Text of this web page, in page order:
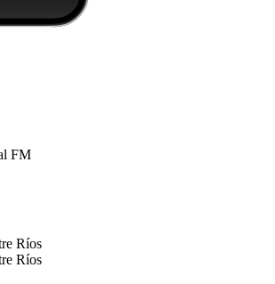
FM
Ríos
Ríos